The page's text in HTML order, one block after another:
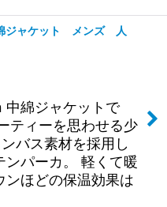
ジャケット メンズ 人
綿ジャケットで
ティーを思わせる少
バス素材を採用し
ンパーカ。 軽くて暖
ンほどの保温効果は